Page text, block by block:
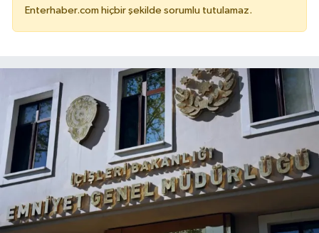
Enterhaber.com hiçbir şekilde sorumlu tutulamaz.